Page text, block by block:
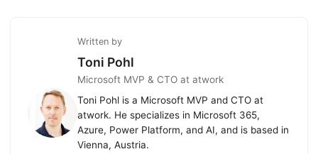
Written by
Toni Pohl
Microsoft MVP & CTO at atwork
Toni Pohl is a Microsoft MVP and CTO at
atwork. He specializes in Microsoft 365,
Azure, Power Platform, and AI, and is based in
Vienna, Austria.